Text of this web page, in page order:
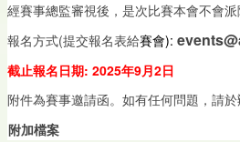
經賽事總監審視後，是次比賽本會不會
報名方式(提交報名表給賽會):
截止報名日期: 2025年9月2日
附件為賽事邀請函。如有任何問題，請於
附加檔案